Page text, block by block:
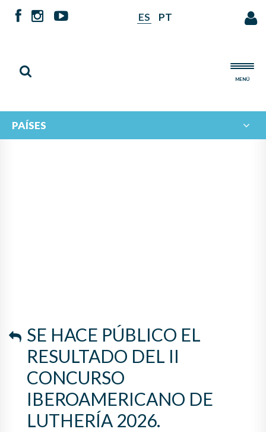
ES PT
MENÚ
PAÍSES
SE HACE PÚBLICO EL
RESULTADO DEL II
CONCURSO
IBEROAMERICANO DE
LUTHERÍA 2026.